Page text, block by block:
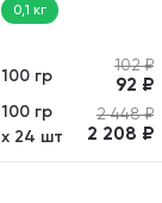
0,1 кг
100 гр
102₽
92 ₽
100 гр
х 24 шт
2 448₽
2 208 ₽